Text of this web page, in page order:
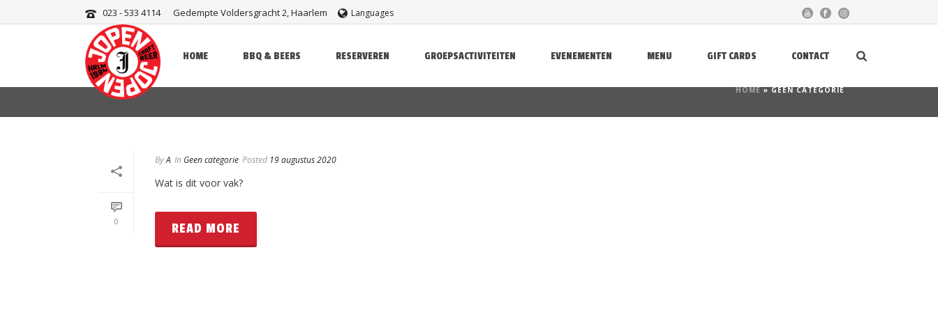
023 - 533 4114 Gedempte Voldersgracht 2, Haarlem Languages
HOME BBQ & BEERS RESERVEREN GROEPSACTIVITEITEN EVENEMENTEN MENU GIFT CARDS CONTACT
Geen categorie
HOME»GEEN CATEGORIE
0
ByA In Geen categorie Posted 19 augustus 2020
Wat is dit voor vak?
READ MORE